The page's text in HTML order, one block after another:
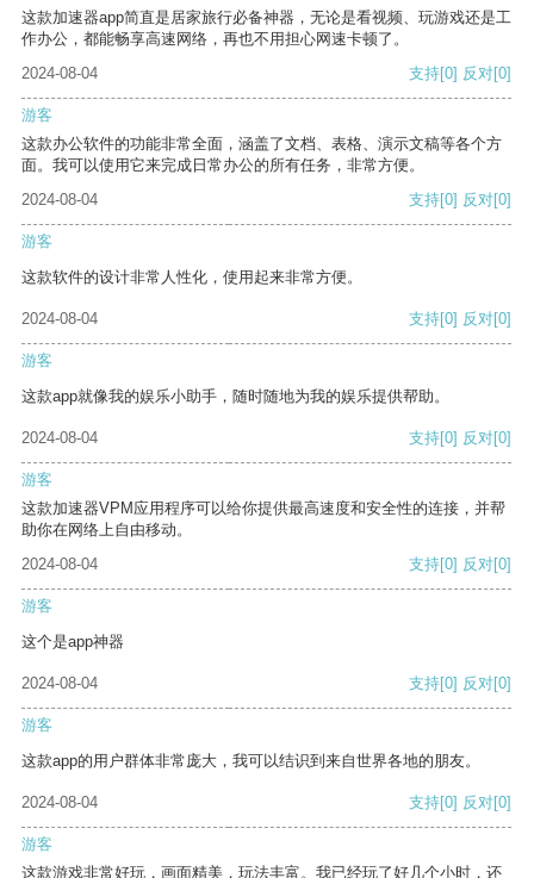
这款加速器app简直是居家旅行必备神器，无论是看视频、玩游戏还是工
作办公，都能畅享高速网络，再也不用担心网速卡顿了。
2024-08-04
支持[0] 反对[0]
游客
这款办公软件的功能非常全面，涵盖了文档、表格、演示文稿等各个方
面。我可以使用它来完成日常办公的所有任务，非常方便。
2024-08-04
支持[0] 反对[0]
游客
这款软件的设计非常人性化，使用起来非常方便。
2024-08-04 支持[0] 反对[0]
游客
这款app就像我的娱乐小助手，随时随地为我的娱乐提供帮助。
2024-08-04 支持[0] 反对[0]
游客
这款加速器VPM应用程序可以给你提供最高速度和安全性的连接，并帮
助你在网络上自由移动。
2024-08-04
支持[0] 反对[0]
游客
这个是app神器
2024-08-04 支持[0] 反对[0]
游客
这款app的用户群体非常庞大，我可以结识到来自世界各地的朋友。
2024-08-04 支持[0] 反对[0]
游客
这款游戏非常好玩，画面精美，玩法丰富。我已经玩了好几个小时，还